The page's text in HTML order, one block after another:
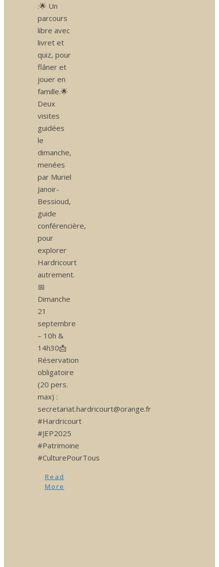
:🌟 Un
parcours
libre avec
livret et
quiz, pour
flâner et
jouer en
famille.🌟
Deux
visites
guidées
le
dimanche,
menées
par Muriel
Janoir-
Bessioud,
guide
conférencière,
pour
explorer
Hardricourt
autrement.
📅
Dimanche
21
septembre
– 10h &
14h30📩
Réservation
obligatoire
(20 pers.
max) :
secretariat.hardricourt@orange.fr
#Hardricourt
#JEP2025
#Patrimoine
#CulturePourTous
Read
More